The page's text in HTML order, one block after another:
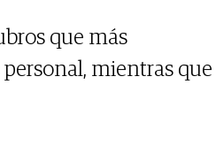
que más
mientras que